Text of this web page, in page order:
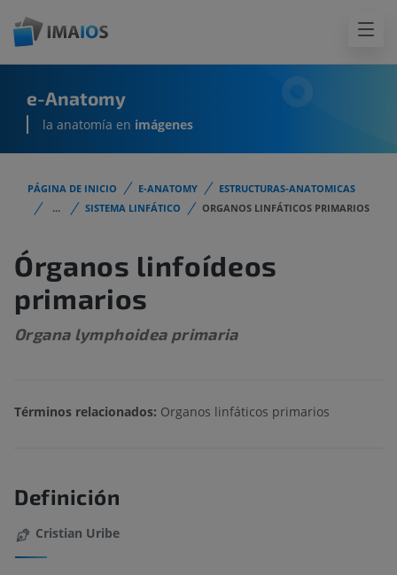
e-Anatomy
la anatomía en imágenes
PÁGINA DE INICIO E-ANATOMY
ESTRUCTURAS-ANATOMICAS
...
SISTEMA LINFÁTICO ORGANOS LINFÁTICOS PRIMARIOS
Órganos linfoídeos
primarios
Organa lymphoidea primaria
Términos relacionados: Organos linfáticos primarios
Definición
Cristian Uribe